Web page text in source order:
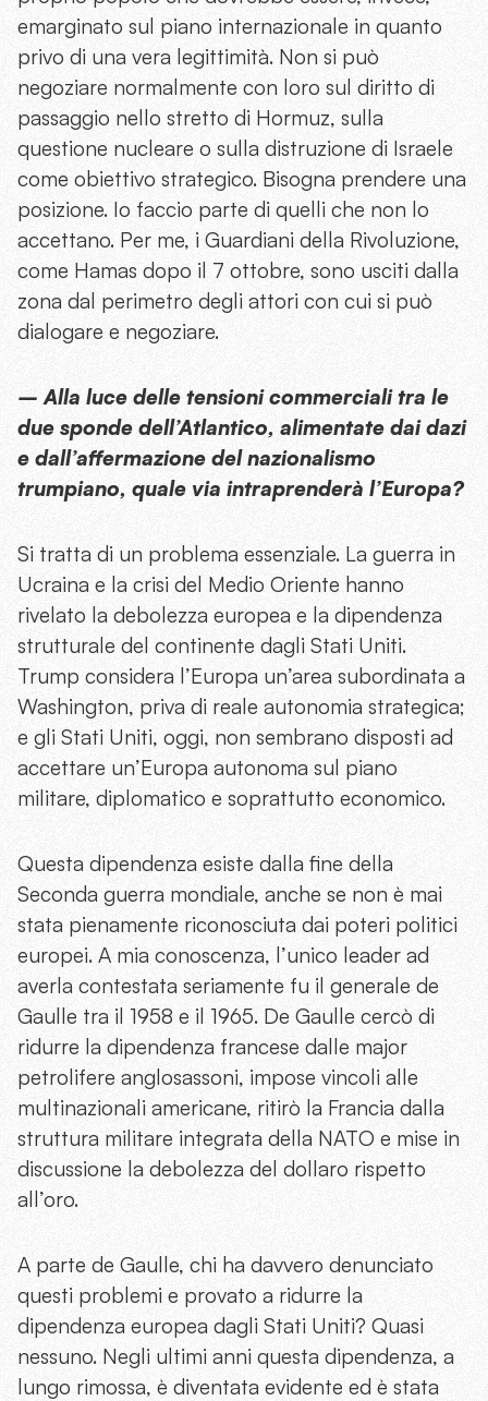
emarginato sul piano internazionale in quanto
privo di una vera legittimità. Non si può
negoziare normalmente con loro sul diritto di
passaggio nello stretto di Hormuz, sulla
questione nucleare o sulla distruzione di Israele
come obiettivo strategico. Bisogna prendere una
posizione. Io faccio parte di quelli che non lo
accettano. Per me, i Guardiani della Rivoluzione,
come Hamas dopo il 7 ottobre, sono usciti dalla
zona dal perimetro degli attori con cui si può
dialogare e negoziare.
– Alla luce delle tensioni commerciali tra le
due sponde dell’Atlantico, alimentate dai dazi
e dall’affermazione del nazionalismo
trumpiano, quale via intraprenderà l’Europa?
Si tratta di un problema essenziale. La guerra in
Ucraina e la crisi del Medio Oriente hanno
rivelato la debolezza europea e la dipendenza
strutturale del continente dagli Stati Uniti.
Trump considera l’Europa un’area subordinata a
Washington, priva di reale autonomia strategica;
e gli Stati Uniti, oggi, non sembrano disposti ad
accettare un’Europa autonoma sul piano
militare, diplomatico e soprattutto economico.
Questa dipendenza esiste dalla fine della
Seconda guerra mondiale, anche se non è mai
stata pienamente riconosciuta dai poteri politici
europei. A mia conoscenza, l’unico leader ad
averla contestata seriamente fu il generale de
Gaulle tra il 1958 e il 1965. De Gaulle cercò di
ridurre la dipendenza francese dalle major
petrolifere anglosassoni, impose vincoli alle
multinazionali americane, ritirò la Francia dalla
struttura militare integrata della NATO e mise in
discussione la debolezza del dollaro rispetto
all’oro.
A parte de Gaulle, chi ha davvero denunciato
questi problemi e provato a ridurre la
dipendenza europea dagli Stati Uniti? Quasi
nessuno. Negli ultimi anni questa dipendenza, a
lungo rimossa, è diventata evidente ed è stata